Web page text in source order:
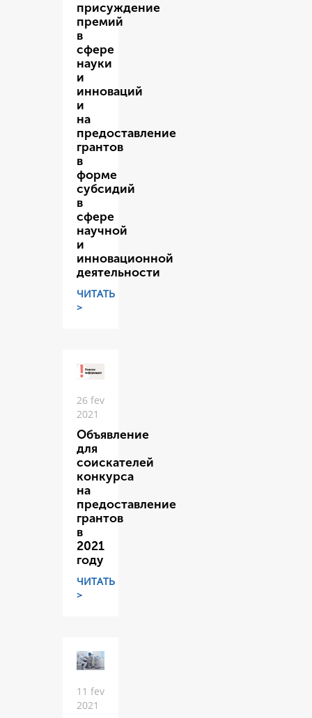
присуждение
премий
в
сфере
науки
и
инноваций
и
на
предоставление
грантов
в
форме
субсидий
в
сфере
научной
и
инновационной
деятельности
ЧИТАТЬ
>
26 fev
2021
Объявление
для
соискателей
конкурса
на
предоставление
грантов
в
2021
году
ЧИТАТЬ
>
11 fev
2021